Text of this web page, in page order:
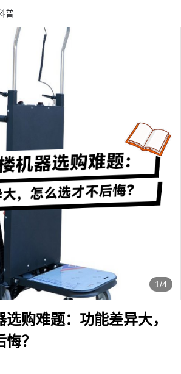
普
1/4
购难题：功能差异大，
？